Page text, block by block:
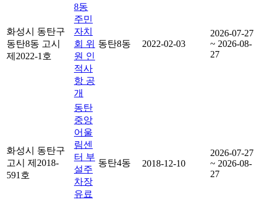
화성시 동탄구
동탄8동 고시
제2022-1호
8동
주민
자치
회 위
원 인
적사
항 공
개
동탄8동 2022-02-03
2026-07-27
~ 2026-08-
27
화성시 동탄구
고시 제2018-
591호
동탄
중앙
어울
림센
터 부
설주
차장
유료
동탄4동 2018-12-10
2026-07-27
~ 2026-08-
27